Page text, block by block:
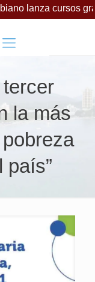
gratuitos
tercer
la más
país”